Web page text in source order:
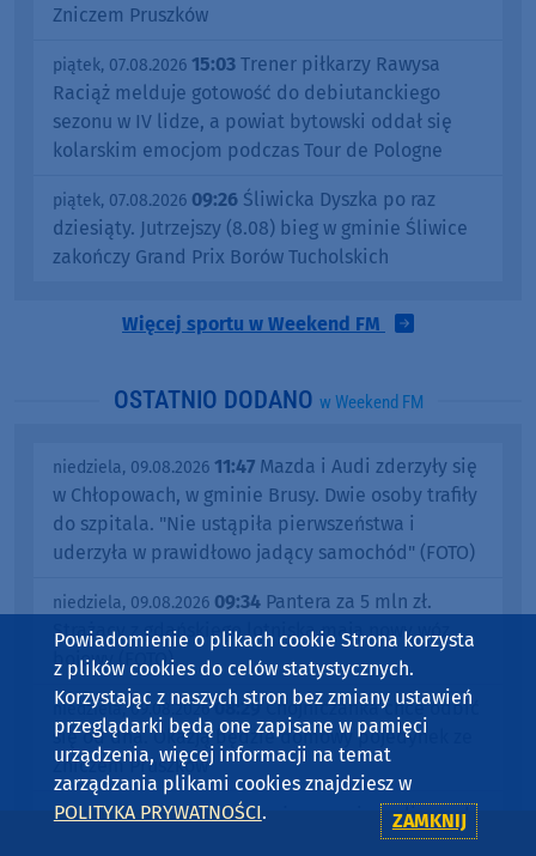
Zniczem Pruszków
piątek, 07.08.2026 15:03 Trener piłkarzy Rawysa
Raciąż melduje gotowość do debiutanckiego
sezonu w IV lidze, a powiat bytowski oddał się
kolarskim emocjom podczas Tour de Pologne
piątek, 07.08.2026 09:26 Śliwicka Dyszka po raz
dziesiąty. Jutrzejszy (8.08) bieg w gminie Śliwice
zakończy Grand Prix Borów Tucholskich
Więcej sportu w Weekend FM
OSTATNIO DODANO w Weekend FM
niedziela, 09.08.2026 11:47 Mazda i Audi zderzyły się
w Chłopowach, w gminie Brusy. Dwie osoby trafiły
do szpitala. "Nie ustąpiła pierwszeństwa i
uderzyła w prawidłowo jadący samochód" (FOTO)
niedziela, 09.08.2026 09:34 Pantera za 5 mln zł.
Strażacy z gdańskiego lotniska mają nowy wóz
bojowy (FOTO)
niedziela, 09.08.2026 08:29Chojniczanka chce odbić
się od dna. Okazją będzie domowy pojedynek ze
Zniczem Pruszków
sobota, 08.08.2026 12:38Strażacy wyciągnęli z wody
wędkarza, którego łódź przewróciła się na
Powiadomienie o plikach cookie Strona korzysta
z plików cookies do celów statystycznych.
Korzystając z naszych stron bez zmiany ustawień
przeglądarki będą one zapisane w pamięci
urządzenia, więcej informacji na temat
zarządzania plikami cookies znajdziesz w
POLITYKA PRYWATNOŚCI. ZAMKNIJ